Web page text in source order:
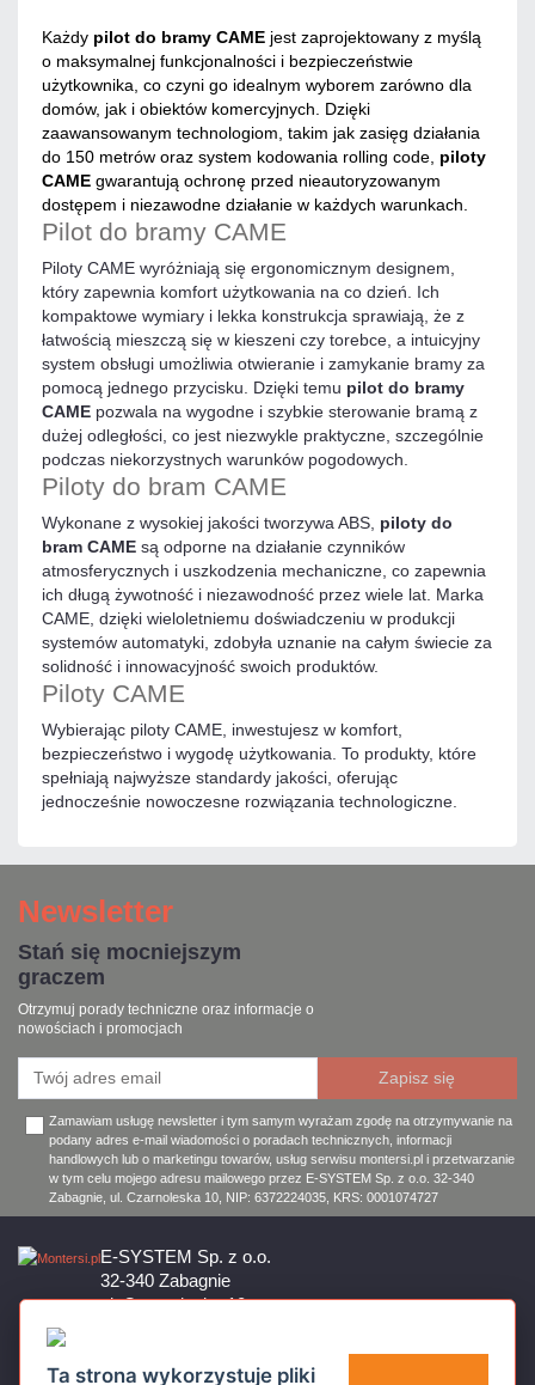
Każdy pilot do bramy CAME jest zaprojektowany z myślą
o maksymalnej funkcjonalności i bezpieczeństwie
użytkownika, co czyni go idealnym wyborem zarówno dla
domów, jak i obiektów komercyjnych. Dzięki
zaawansowanym technologiom, takim jak zasięg działania
do 150 metrów oraz system kodowania rolling code, piloty
CAME gwarantują ochronę przed nieautoryzowanym
dostępem i niezawodne działanie w każdych warunkach.
Pilot do bramy CAME
Piloty CAME wyróżniają się ergonomicznym designem,
który zapewnia komfort użytkowania na co dzień. Ich
kompaktowe wymiary i lekka konstrukcja sprawiają, że z
łatwością mieszczą się w kieszeni czy torebce, a intuicyjny
system obsługi umożliwia otwieranie i zamykanie bramy za
pomocą jednego przycisku. Dzięki temu pilot do bramy
CAME pozwala na wygodne i szybkie sterowanie bramą z
dużej odległości, co jest niezwykle praktyczne, szczególnie
podczas niekorzystnych warunków pogodowych.
Piloty do bram CAME
Wykonane z wysokiej jakości tworzywa ABS, piloty do
bram CAME są odporne na działanie czynników
atmosferycznych i uszkodzenia mechaniczne, co zapewnia
ich długą żywotność i niezawodność przez wiele lat. Marka
CAME, dzięki wieloletniemu doświadczeniu w produkcji
systemów automatyki, zdobyła uznanie na całym świecie za
solidność i innowacyjność swoich produktów.
Piloty CAME
Wybierając piloty CAME, inwestujesz w komfort,
bezpieczeństwo i wygodę użytkowania. To produkty, które
spełniają najwyższe standardy jakości, oferując
jednocześnie nowoczesne rozwiązania technologiczne.
Newsletter
Stań się mocniejszym
graczem
Otrzymuj porady techniczne oraz informacje o
nowościach i promocjach
Zamawiam usługę newsletter i tym samym wyrażam zgodę na otrzymywanie na
podany adres e-mail wiadomości o poradach technicznych, informacji
handlowych lub o marketingu towarów, usług serwisu montersi.pl i przetwarzanie
w tym celu mojego adresu mailowego przez E-SYSTEM Sp. z o.o. 32-340
Zabagnie, ul. Czarnoleska 10, NIP: 6372224035, KRS: 0001074727
E-SYSTEM Sp. z o.o.
32-340 Zabagnie
ul. Czarnoleska 10
sklep@montersi.pl
Ta strona wykorzystuje pliki